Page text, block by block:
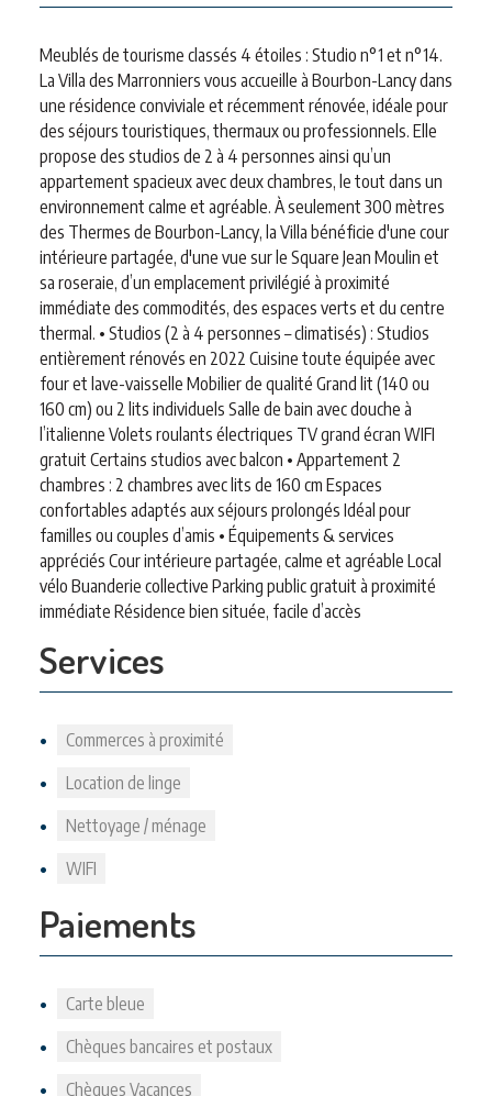
Meublés de tourisme classés 4 étoiles : Studio n°1 et n°14.
La Villa des Marronniers vous accueille à Bourbon-Lancy dans
une résidence conviviale et récemment rénovée, idéale pour
des séjours touristiques, thermaux ou professionnels. Elle
propose des studios de 2 à 4 personnes ainsi qu’un
appartement spacieux avec deux chambres, le tout dans un
environnement calme et agréable. À seulement 300 mètres
des Thermes de Bourbon-Lancy, la Villa bénéficie d'une cour
intérieure partagée, d'une vue sur le Square Jean Moulin et
sa roseraie, d’un emplacement privilégié à proximité
immédiate des commodités, des espaces verts et du centre
thermal. • Studios (2 à 4 personnes – climatisés) : Studios
entièrement rénovés en 2022 Cuisine toute équipée avec
four et lave-vaisselle Mobilier de qualité Grand lit (140 ou
160 cm) ou 2 lits individuels Salle de bain avec douche à
l’italienne Volets roulants électriques TV grand écran WIFI
gratuit Certains studios avec balcon • Appartement 2
chambres : 2 chambres avec lits de 160 cm Espaces
confortables adaptés aux séjours prolongés Idéal pour
familles ou couples d’amis • Équipements & services
appréciés Cour intérieure partagée, calme et agréable Local
vélo Buanderie collective Parking public gratuit à proximité
immédiate Résidence bien située, facile d’accès
Services
Commerces à proximité
Location de linge
Nettoyage / ménage
WIFI
Paiements
Carte bleue
Chèques bancaires et postaux
Chèques Vacances